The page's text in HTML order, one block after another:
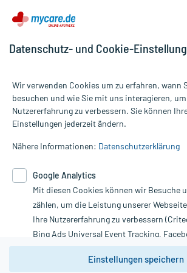
Anwendung bei einer Gegenanzeige in sich birgt.
Nebenwirkungen:
- Blutungen
- Thrombozytose (Vermehrung der Anzahl der
- Erhöhung der Leberenzymwerte
- Allergische Reaktionen
- Juckreiz
- Hautrötung
- Gewebeeinblutungen in die Unterhaut an
- Schmerzen an der Einstichstelle
- Allgemeine lokale Hautreaktionen an der
- Thrombozytopenie (Verminderung der Anzahl
Alle Preise gelten inkl. MwSt., ggf. zzgl.
Informationen auf dieser Website werden
die Untersuchung und Behandlung durch
Therapien eingeleitet werden können. | Diese
Google Analytics. Lesen Sie bitte dazu die
unserer Datenschutzerklärung. Für den
nutzen Sie das Formular:
Vertrag widerrufen
Datenschutz- und Cookie-
Wir verwenden Cookies um zu erfahren, wann
besuchen und wie Sie mit uns interagieren,
Nutzererfahrung zu verbessern. Sie können
Einstellungen jederzeit ändern.
Nähere Informationen: Datenschutzerklärung
Google Analytics
Mit diesen Cookies können wir Besuche
zählen, um die Leistung unserer
Ihre Nutzererfahrung zu verbessern
Bing Ads Universal Event Tracking,
Youtube-Social Plugin).
Einstellungen speichern